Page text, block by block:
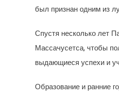
был признан одним из
Спустя несколько лет
Массачусетса, чтобы
выдающиеся успехи и
Образование и ранние